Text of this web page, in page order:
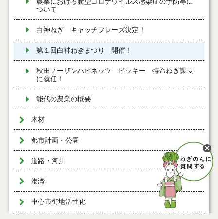
農業における新型コロナウイルス感染症の予防等に
ついて
白神ねぎ キャッチフレーズ決定！
第１回白神ねぎまつり 開催！
秋田ノーザンハピネッツ ビッキー 特命ねぎ課長
に就任！
能代の農業の概要
木材
都市計画・公園
道路・河川
港湾
中心市街地活性化